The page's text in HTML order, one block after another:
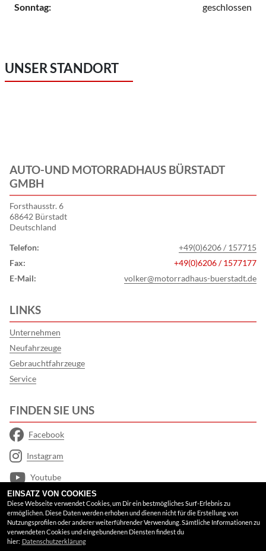
Sonntag:
geschlossen
UNSER STANDORT
AUTO-UND MOTORRADHAUS BÜRSTADT
GMBH
Forsthausstr. 6
68642 Bürstadt
Deutschland
Telefon:
+49(0)6206 / 157715
Fax:
+49(0)6206 / 1577177
E-Mail:
volker@motorradhaus-buerstadt.de
LINKS
Unternehmen
Neufahrzeuge
Gebrauchtfahrzeuge
Service
FINDEN SIE UNS
Facebook
Instagram
Youtube
Google Maps
RECHTLICHES
EINSATZ VON COOKIES
Diese Webseite verwendet Cookies, um Dir ein bestmögliches Surf-Erlebnis zu
ermöglichen. Diese Daten werden erhoben und dienen nicht für die Erstellung von
Nutzungsprofilen oder anderer weiterführender Verwendung. Sämtliche Informationen zu
verwendeten Cookies und eingebundenen Diensten findest du
hier: Datenschutzerklärung